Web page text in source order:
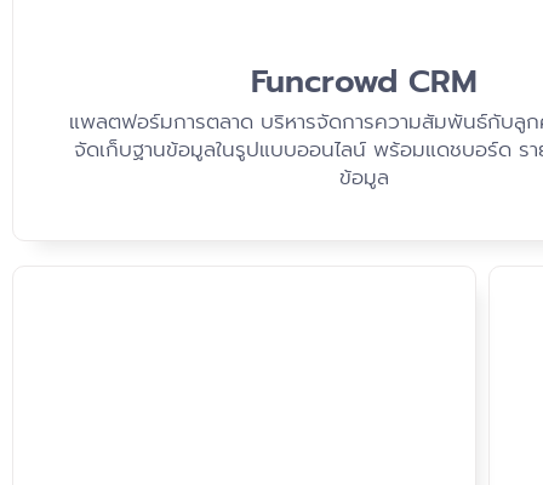
Funcrowd CRM
แพลตฟอร์มการตลาด บริหารจัดการความสัมพันธ์กับลูก
จัดเก็บฐานข้อมูลในรูปแบบออนไลน์ พร้อมแดชบอร์ด รา
ข้อมูล